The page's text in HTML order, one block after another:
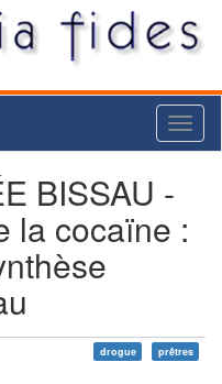
BISSAU -
la cocaïne :
drogue prêtres